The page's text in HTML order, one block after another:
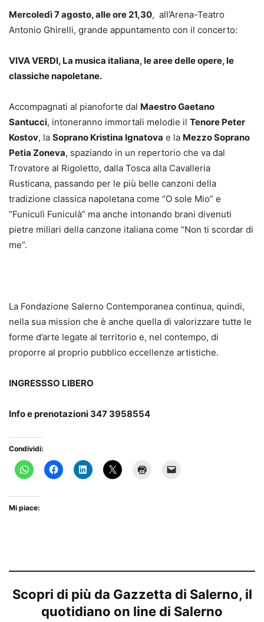
Mercoledì 7 agosto, alle ore 21,30, all’Arena-Teatro
Antonio Ghirelli, grande appuntamento con il concerto:
VIVA VERDI, La musica italiana, le aree delle opere, le
classiche napoletane.
Accompagnati al pianoforte dal Maestro Gaetano
Santucci, intoneranno immortali melodie il Tenore Peter
Kostov, la Soprano Kristina Ignatova e la Mezzo Soprano
Petia Zoneva, spaziando in un repertorio che va dal
Trovatore al Rigoletto, dalla Tosca alla Cavalleria
Rusticana, passando per le più belle canzoni della
tradizione classica napoletana come “O sole Mio” e
“Funiculì Funiculà” ma anche intonando brani divenuti
pietre miliari della canzone italiana come “Non ti scordar di
me”.
La Fondazione Salerno Contemporanea continua, quindi,
nella sua mission che è anche quella di valorizzare tutte le
forme d’arte legate al territorio e, nel contempo, di
proporre al proprio pubblico eccellenze artistiche.
INGRESSSO LIBERO
Info e prenotazioni 347 3958554
Condividi:
Mi piace:
Scopri di più da Gazzetta di Salerno, il
quotidiano on line di Salerno